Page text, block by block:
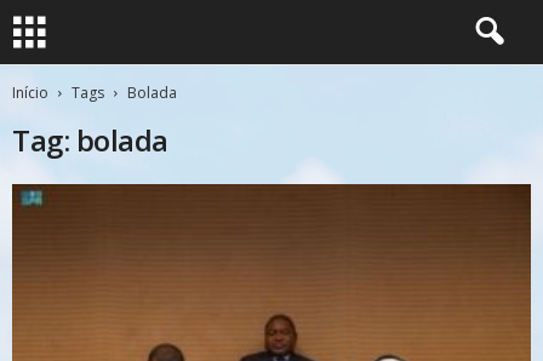
Início Tags Bolada
Tag: bolada